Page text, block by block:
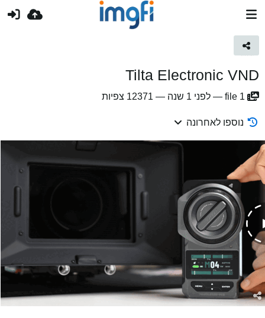
Tilta Electronic VND
1
file
—לפני 1 שנה —12371 צפיות
נוספו לאחרונה